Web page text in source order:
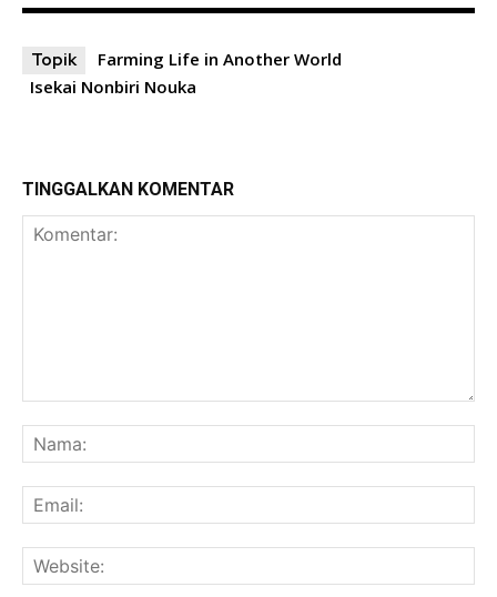
Topik
Farming Life in Another World
Isekai Nonbiri Nouka
TINGGALKAN KOMENTAR